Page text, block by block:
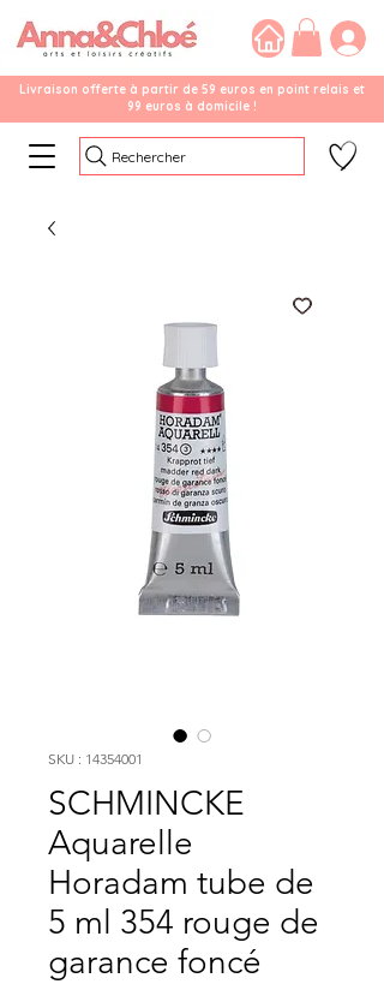
Livraison offerte à partir de 59 euros en point relais et
99 euros à domicile !
Rechercher
SKU : 14354001
SCHMINCKE
Aquarelle
Horadam tube de
5 ml 354 rouge de
garance foncé